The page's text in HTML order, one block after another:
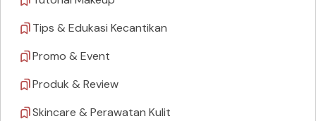
Tips & Edukasi Kecantikan
Promo & Event
Produk & Review
Skincare & Perawatan Kulit